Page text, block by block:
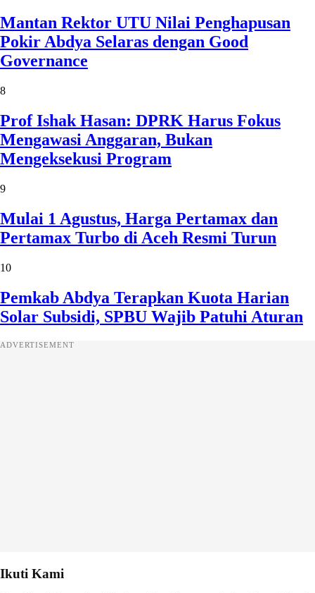
Mantan Rektor UTU Nilai Penghapusan
Pokir Abdya Selaras dengan Good
Governance
8
Prof Ishak Hasan: DPRK Harus Fokus
Mengawasi Anggaran, Bukan
Mengeksekusi Program
9
Mulai 1 Agustus, Harga Pertamax dan
Pertamax Turbo di Aceh Resmi Turun
10
Pemkab Abdya Terapkan Kuota Harian
Solar Subsidi, SPBU Wajib Patuhi Aturan
ADVERTISEMENT
Ikuti Kami